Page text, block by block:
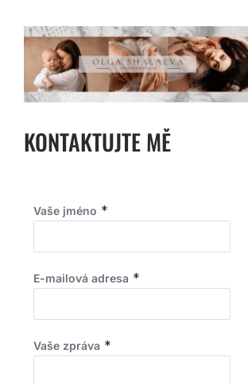
KONTAKTUJTE MĚ
Vaše jméno *
E-mailová adresa *
Vaše zpráva *